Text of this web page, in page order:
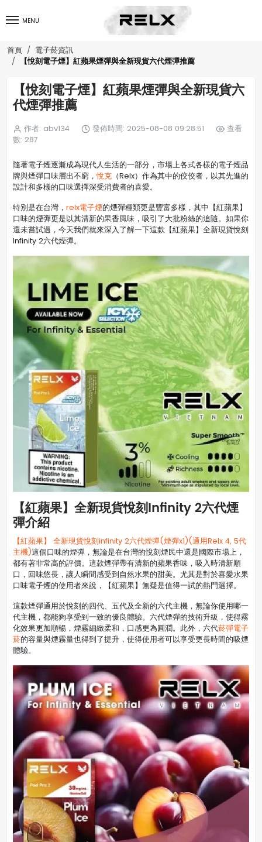
MENU
首頁 電子菸資訊
【悅刻電子煙】紅蘋果煙彈與全新現貨六代煙彈推薦
【悅刻電子煙】紅蘋果煙彈與全新現貨六
代煙彈推薦
作者: abv134 發佈時間: 2025-08-08 09:28:51
查看
數: 287
隨著電子煙逐漸成為現代人生活的一部分，市場上各式各樣的電子煙品
牌與煙彈口味層出不窮，悅克 （Relx）作為其中的佼佼者，以其先進的
設計和多樣的口味選擇深受消費者的喜愛。
特別是在台灣， relx電子煙的煙彈種類更是豐富多樣，其中【紅蘋果】
口味的煙彈更是以其清新的果香風味，吸引了大批粉絲的追隨。如果你
還未嘗試過，今天我們就來深入了解一下這款【紅蘋果】全新現貨悅刻
Infinity 2六代煙彈。
【紅蘋果】全新現貨悅刻Infinity 2六代煙
彈介紹
【紅蘋果】 全新現貨悅刻infinity 2六代煙彈(煙彈x1)(通用Relx 4, 5代
主機)這個口味的煙彈，無論是在台灣的悅刻煙民中還是國際市場上，
都有著非常高的評價。這款煙彈帶有清新的蘋果香味，吸入時清新順
口，回味悠長，讓人瞬間感受到自然水果的甜美。尤其是對於喜愛水果
口味電子煙的使用者來說，【紅蘋果】無疑是值得一試的熱門選擇。
這款煙彈通用於悅刻的四代、五代及全新的六代主機，無論你使用哪一
代主機，都能夠享受到一致的優良體驗。六代煙彈的技術升級，使得霧
化效果更加順暢，煙霧細緻柔和，口感更為圓潤。此外，六代菸彈電子
菸的容量與煙霧量也得到了提升，使得使用者可以享受更長時間的吸煙
體驗。